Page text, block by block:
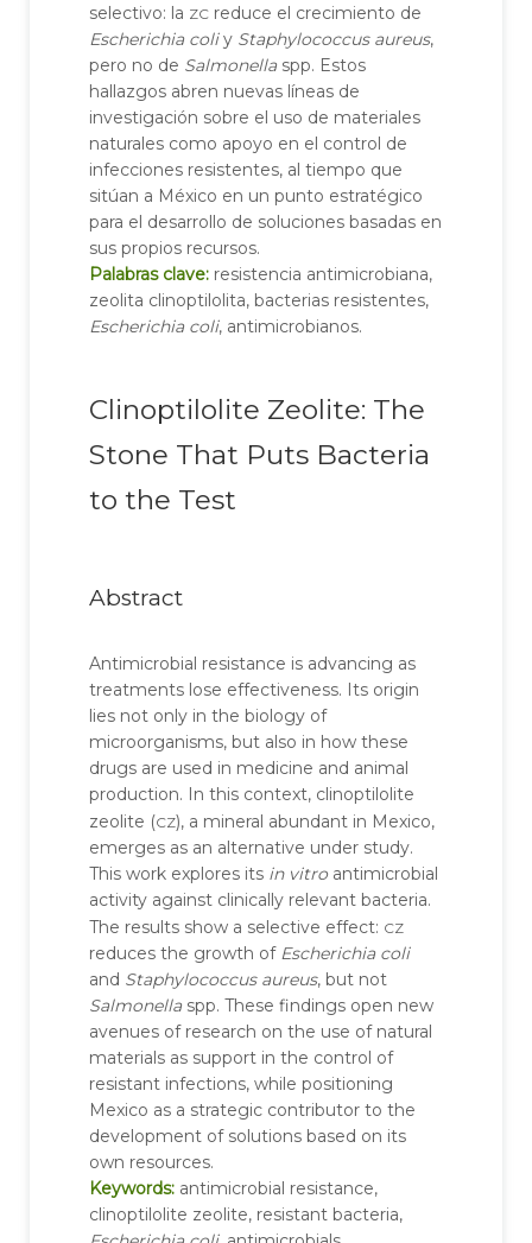
selectivo: la zc reduce el crecimiento de
Escherichia coliy Staphylococcus aureus,
pero no de Salmonellaspp. Estos
hallazgos abren nuevas líneas de
investigación sobre el uso de materiales
naturales como apoyo en el control de
infecciones resistentes, al tiempo que
sitúan a México en un punto estratégico
para el desarrollo de soluciones basadas en
sus propios recursos.
Palabras clave: resistencia antimicrobiana,
zeolita clinoptilolita, bacterias resistentes,
Escherichia coli, antimicrobianos.
Clinoptilolite Zeolite: The
Stone That Puts Bacteria
to the Test
Abstract
Antimicrobial resistance is advancing as
treatments lose effectiveness. Its origin
lies not only in the biology of
microorganisms, but also in how these
drugs are used in medicine and animal
production. In this context, clinoptilolite
zeolite (cz), a mineral abundant in Mexico,
emerges as an alternative under study.
This work explores its in vitroantimicrobial
activity against clinically relevant bacteria.
The results show a selective effect: cz
reduces the growth of Escherichia coli
and Staphylococcus aureus, but not
Salmonellaspp. These findings open new
avenues of research on the use of natural
materials as support in the control of
resistant infections, while positioning
Mexico as a strategic contributor to the
development of solutions based on its
own resources.
Keywords: antimicrobial resistance,
clinoptilolite zeolite, resistant bacteria,